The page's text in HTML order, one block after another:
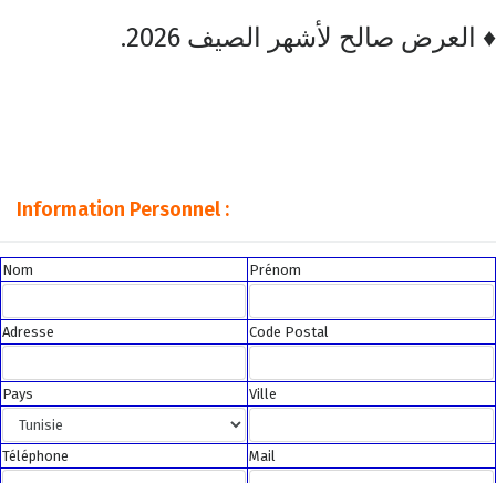
♦ العرض صالح لأشهر الصيف 2026.
Information Personnel :
Nom Prénom
Adresse Code Postal
Pays Ville
Téléphone Mail